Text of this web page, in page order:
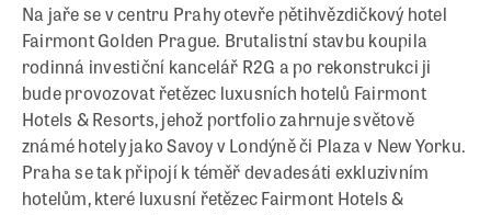
Na jaře se v centru Prahy otevře pětihvězdičkový hotel
Fairmont Golden Prague. Brutalistní stavbu koupila
rodinná investiční kancelář R2G a po rekonstrukci ji
bude provozovat řetězec luxusních hotelů Fairmont
Hotels & Resorts, jehož portfolio zahrnuje světově
známé hotely jako Savoy v Londýně či Plaza v New Yorku.
Praha se tak připojí k téměř devadesáti exkluzivním
hotelům, které luxusní řetězec Fairmont Hotels &